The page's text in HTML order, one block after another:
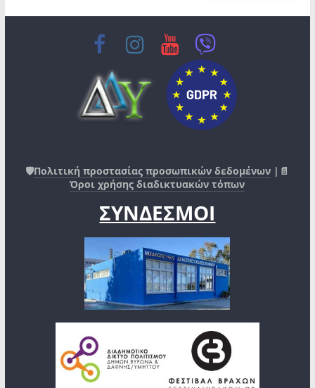
🛡️Πολιτική προστασίας προσωπικών δεδομένων |📄
Όροι χρήσης διαδικτυακών τόπων
ΣΥΝΔΕΣΜΟΙ